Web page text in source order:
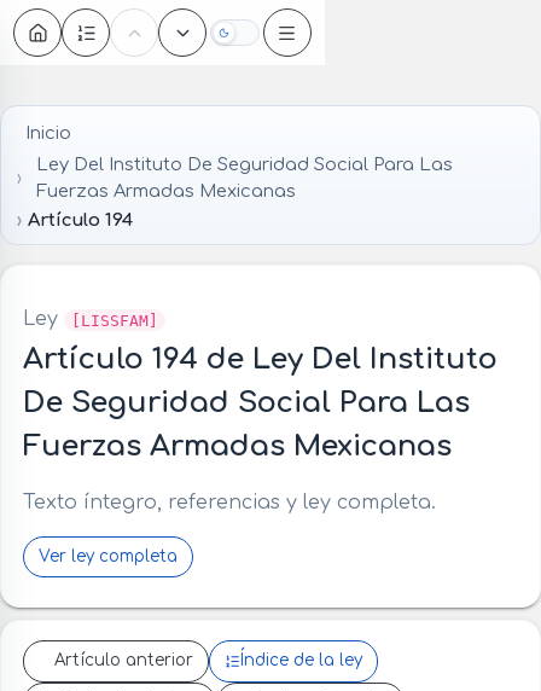
Oscuro
Inicio
Ley Del Instituto De Seguridad Social Para Las
Fuerzas Armadas Mexicanas
Artículo 194
Ley [LISSFAM]
Artículo 194 de Ley Del Instituto
De Seguridad Social Para Las
Fuerzas Armadas Mexicanas
Texto íntegro, referencias y ley completa.
Ver ley completa
Artículo anterior Índice de la ley